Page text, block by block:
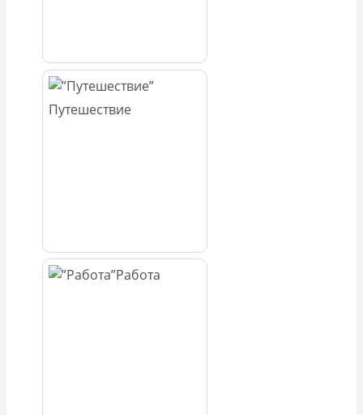
Путешествие
Работа